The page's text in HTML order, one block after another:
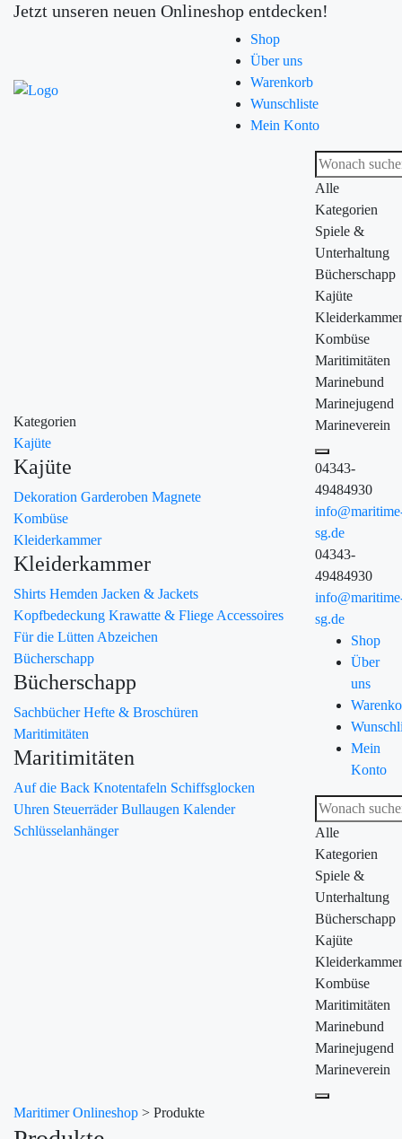
Jetzt unseren neuen Onlineshop entdecken!
Shop
Über uns
Warenkorb
Wunschliste
Mein Konto
Kategorien
Kajüte
Kajüte
Dekoration Garderoben Magnete
Kombüse
Kleiderkammer
Kleiderkammer
Shirts Hemden Jacken & Jackets
Kopfbedeckung Krawatte & Fliege Accessoires
Für die Lütten Abzeichen
Bücherschapp
Bücherschapp
SachbücherHefte & Broschüren
Maritimitäten
Maritimitäten
Auf die Back Knotentafeln Schiffsglocken
Uhren SteuerräderBullaugen Kalender
Schlüsselanhänger
Alle
Kategorien
Spiele &
Unterhaltung
Bücherschapp
Kajüte
Kleiderkammer
Kombüse
Maritimitäten
Marinebund
Marinejugend
Marineverein
04343-
49484930
sg.de
04343-
49484930
sg.de
Shop
Über
uns
Mein
Konto
Alle
Kategorien
Spiele &
Unterhaltung
Bücherschapp
Kajüte
Kleiderkammer
Kombüse
Maritimitäten
Marinebund
Marinejugend
Marineverein
Maritimer Onlineshop > Produkte